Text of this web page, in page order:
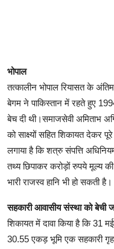
भोपाल
तत्कालीन भोपाल रियासत के
बेगम ने पाकिस्तान में रहते हुए
बेच दी थी।समाजसेवी अमिताभ
को साक्ष्यों सहित शिकायत देकर
लगाया है कि शत्रु संपत्ति
तथ्य छिपाकर करोड़ों रुपये मूल्य
भारी राजस्व हानि भी हो सकती है।
सहकारी आवासीय संस्था को बेची
शिकायत में दावा किया है कि 31
30.55 एकड़ भूमि एक सहकारी